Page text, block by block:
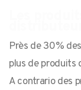
Près de 30%
plus de produits
A contrario des